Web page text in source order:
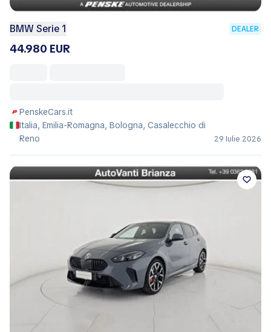
BMW Serie 1 DEALER
44.980 EUR
PenskeCars.it
Italia, Emilia-Romagna, Bologna, Casalecchio di
Reno
29 Iulie 2026